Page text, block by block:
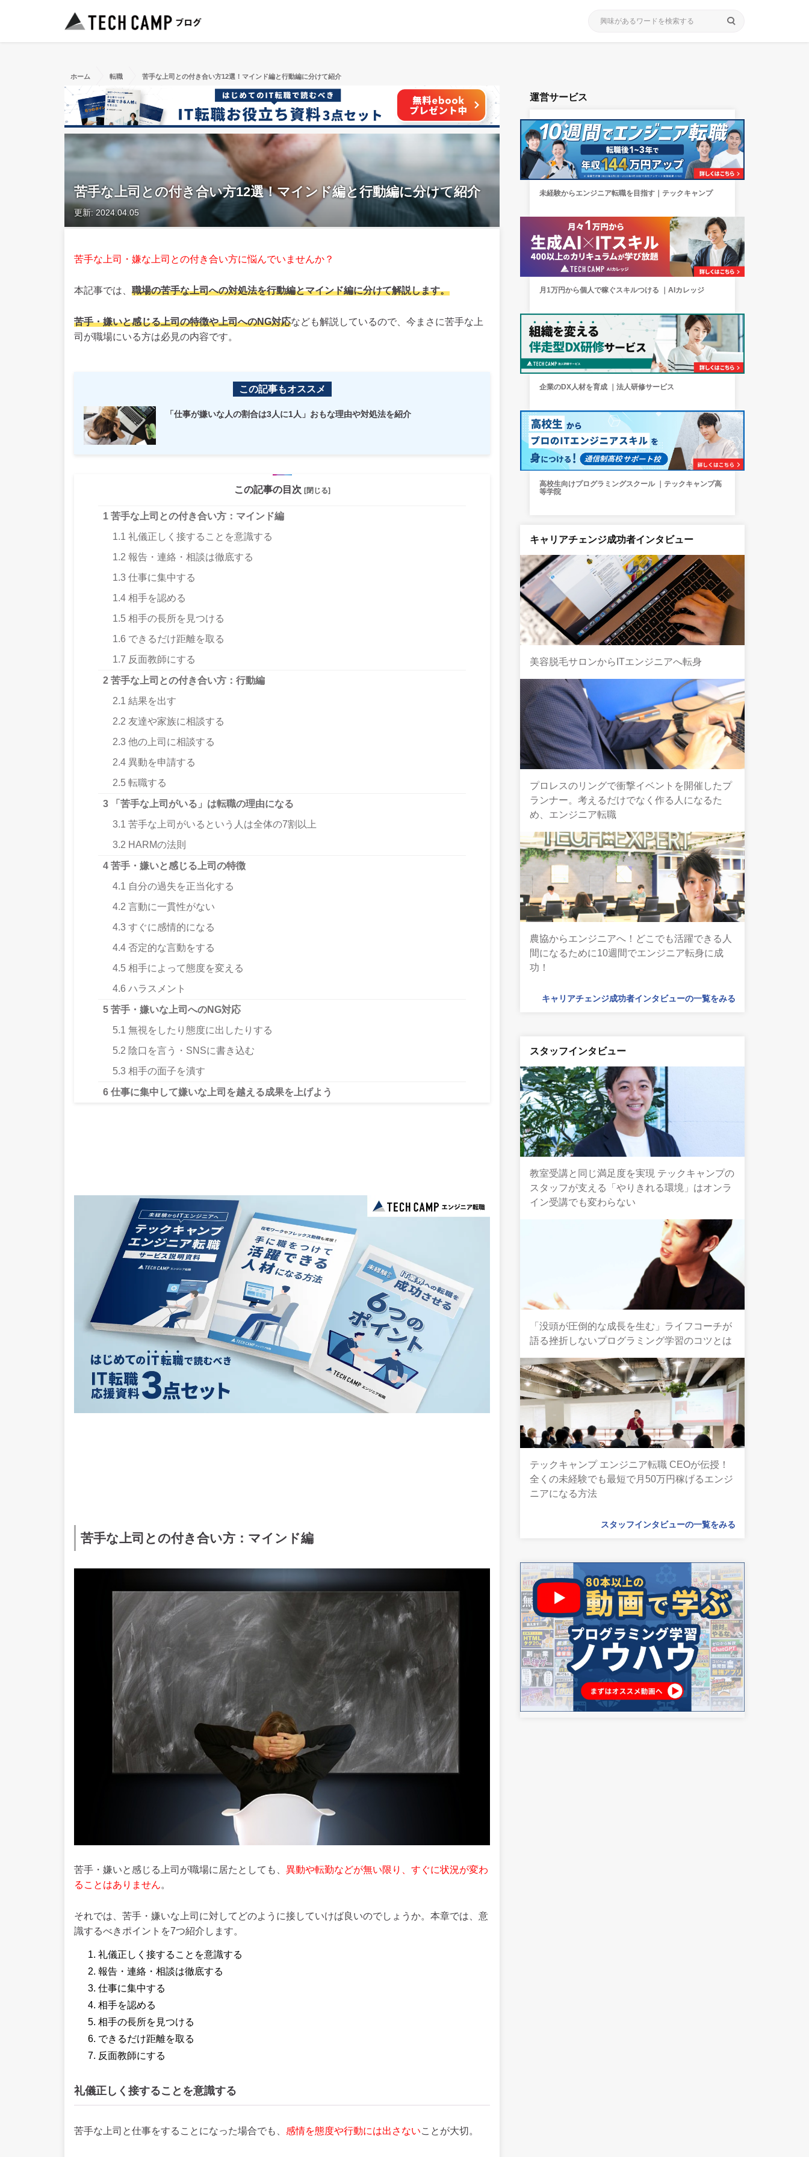
search
ホーム 転職 苦手な上司との付き合い方12選！マインド編と行動編に分けて紹介
苦手な上司との付き合い方12選！マインド編と行動編に分けて紹介
更新: 2024.04.05
苦手な上司・嫌な上司との付き合い方に悩んでいませんか？
本記事では、 職場の苦手な上司への対処法を行動編とマインド編に分けて解説します。
苦手・嫌いと感じる上司の特徴や上司へのNG対応なども解説しているので、今まさに苦手な上
司が職場にいる方は必見の内容です。
この記事もオススメ
「仕事が嫌いな人の割合は3人に1人」おもな理由や対処法を紹介
この記事の目次 [閉じる]
1 苦手な上司との付き合い方：マインド編
1.1 礼儀正しく接することを意識する
1.2 報告・連絡・相談は徹底する
1.3 仕事に集中する
1.4 相手を認める
1.5 相手の長所を見つける
1.6 できるだけ距離を取る
1.7 反面教師にする
2 苦手な上司との付き合い方：行動編
2.1 結果を出す
2.2 友達や家族に相談する
2.3 他の上司に相談する
2.4 異動を申請する
2.5 転職する
3 「苦手な上司がいる」は転職の理由になる
3.1 苦手な上司がいるという人は全体の7割以上
3.2 HARMの法則
4 苦手・嫌いと感じる上司の特徴
4.1 自分の過失を正当化する
4.2 言動に一貫性がない
4.3 すぐに感情的になる
4.4 否定的な言動をする
4.5 相手によって態度を変える
4.6 ハラスメント
5 苦手・嫌いな上司へのNG対応
5.1 無視をしたり態度に出したりする
5.2 陰口を言う・SNSに書き込む
5.3 相手の面子を潰す
6 仕事に集中して嫌いな上司を越える成果を上げよう
苦手な上司との付き合い方：マインド編
苦手・嫌いと感じる上司が職場に居たとしても、 異動や転勤などが無い限り、すぐに状況が変わ
ることはありません。
それでは、苦手・嫌いな上司に対してどのように接していけば良いのでしょうか。本章では、意
識するべきポイントを7つ紹介します。
礼儀正しく接することを意識する
報告・連絡・相談は徹底する
仕事に集中する
相手を認める
相手の長所を見つける
できるだけ距離を取る
反面教師にする
礼儀正しく接することを意識する
苦手な上司と仕事をすることになった場合でも、 感情を態度や行動には出さないことが大切。
運営サービス
未経験からエンジニア転職を目指す｜テックキャンプ
月1万円から個人で稼ぐスキルつける ｜AIカレッジ
企業のDX人材を育成 ｜法人研修サービス
高校生向けプログラミングスクール ｜テックキャンプ高
等学院
キャリアチェンジ成功者インタビュー
美容脱毛サロンからITエンジニアへ転身
プロレスのリングで衝撃イベントを開催したプ
ランナー。考えるだけでなく作る人になるた
め、エンジニア転職
農協からエンジニアへ！どこでも活躍できる人
間になるために10週間でエンジニア転身に成
功！
キャリアチェンジ成功者インタビューの一覧をみる
スタッフインタビュー
教室受講と同じ満足度を実現 テックキャンプの
スタッフが支える「やりきれる環境」はオンラ
イン受講でも変わらない
「没頭が圧倒的な成長を生む」ライフコーチが
語る挫折しないプログラミング学習のコツとは
テックキャンプ エンジニア転職 CEOが伝授！
全くの未経験でも最短で月50万円稼げるエンジ
ニアになる方法
スタッフインタビューの一覧をみる